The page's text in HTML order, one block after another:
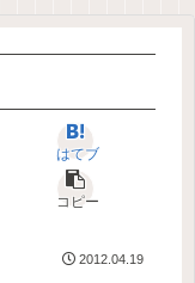
はてブ
コピー
2012.04.19